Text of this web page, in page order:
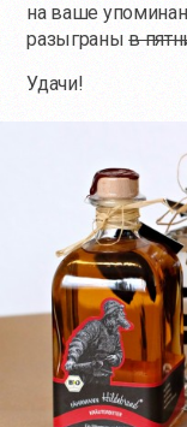
на ваше
разыграныв
Удачи!